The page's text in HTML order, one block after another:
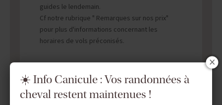
guides le lendemain.
Cf notre rubrique " Remarques sur nos prix"
pour plus d'informations concernant les
horaires de vols préconisés.
☀️ Info Canicule : Vos randonnées à
cheval restent maintenues !